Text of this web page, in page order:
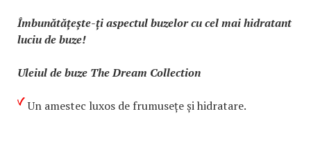
Îmbunătățește-ți aspectul buzelor cu cel mai hidratant
luciu de buze!
Uleiul de buze The Dream Collection
Un amestec luxos de frumusețe și hidratare.